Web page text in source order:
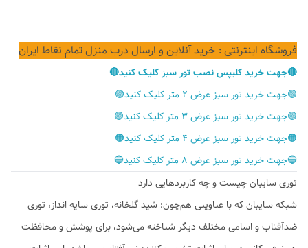
فروشگاه اینترنتی : خرید آنلاین و ارسال درب منزل تمام نقاط ایران
🔴جهت خرید کلیپس نصب تور سبز کلیک کنید🔴
🟢جهت خرید تور سبز عرض ۲ متر کلیک کنید🟢
🟣جهت خرید تور سبز عرض ۳ متر کلیک کنید🟣
🟠جهت خرید تور سبز عرض ۴ متر کلیک کنید🟠
🔵جهت خرید تور سبز عرض ۸ متر کلیک کنید🔵
توری سایبان چیست و چه کاربردهایی دارد
شبکه سایبان که با عناوینی هم‌چون: شید گلخانه، توری سایه انداز، توری
ضدآفتاب و اسامی مختلف دیگر شناخته می‌شود، برای پوشش و محافظت